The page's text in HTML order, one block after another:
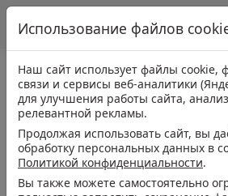
Использование файлов
Наш сайт использует файлы cookie,
связи и сервисы веб-аналитики
для улучшения работы сайта,
релевантной рекламы.
Продолжая использовать сайт, вы
обработку персональных данных в
Политикой конфиденциальности.
Вы также можете самостоятельно